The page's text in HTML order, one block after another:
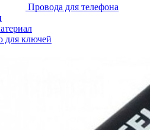
Провода для телефона
ключей